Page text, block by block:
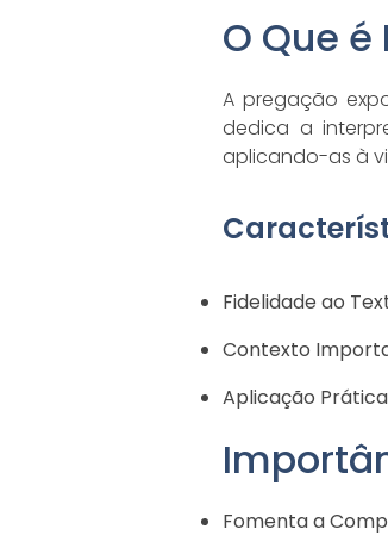
O Que
A pregação
dedica a
aplicando-as à
Fidelidade ao
Contexto
Aplicação Prática
Fomenta a